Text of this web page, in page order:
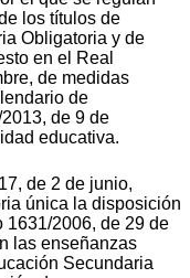
los títulos de
Obligatoria y de
en el Real
de medidas
de
de 9 de
educativa.
de 2 de junio,
única la disposición
1631/2006, de 29 de
las enseñanzas
Secundaria